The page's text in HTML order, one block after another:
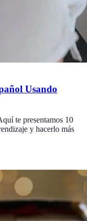
Usando
te presentamos 10
y hacerlo más